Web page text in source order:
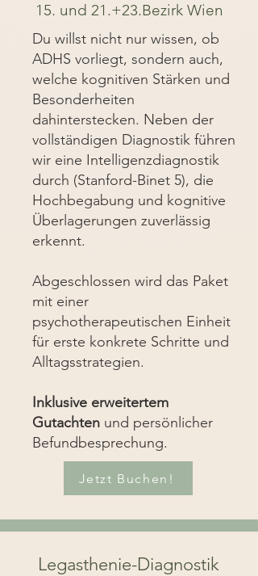
15. und 21.+23.Bezirk Wien
Du willst nicht nur wissen, ob
ADHS vorliegt, sondern auch,
welche kognitiven Stärken und
Besonderheiten
dahinterstecken. Neben der
vollständigen Diagnostik führen
wir eine Intelligenzdiagnostik
durch (Stanford-Binet 5), die
Hochbegabung und kognitive
Überlagerungen zuverlässig
erkennt.
Abgeschlossen wird das Paket
mit einer
psychotherapeutischen Einheit
für erste konkrete Schritte und
Alltagsstrategien.
Inklusive erweitertem
Gutachten und persönlicher
Befundbesprechung.
Jetzt Buchen!
Legasthenie-Diagnostik